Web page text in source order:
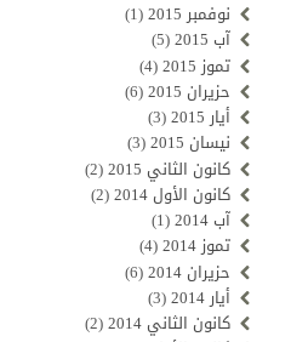
نوفمبر 2015
(1)
آب 2015
(5)
تموز 2015
(4)
حزيران 2015
(6)
أيار 2015
(3)
نيسان 2015
(3)
كانون الثاني 2015
(2)
كانون الأول 2014
(2)
آب 2014
(1)
تموز 2014
(4)
حزيران 2014
(6)
أيار 2014
(3)
كانون الثاني 2014
(2)